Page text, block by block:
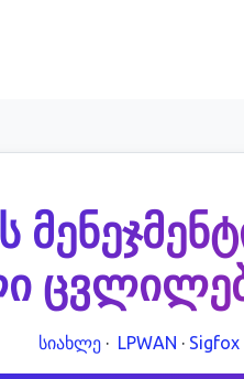
სიახლე · LPWAN · Sigfox